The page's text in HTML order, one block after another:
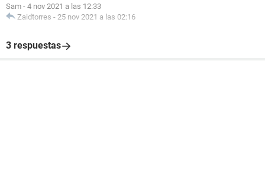
Sam - 4 nov 2021 a las 12:33
Zaidtorres - 25 nov 2021 a las 02:16
3 respuestas